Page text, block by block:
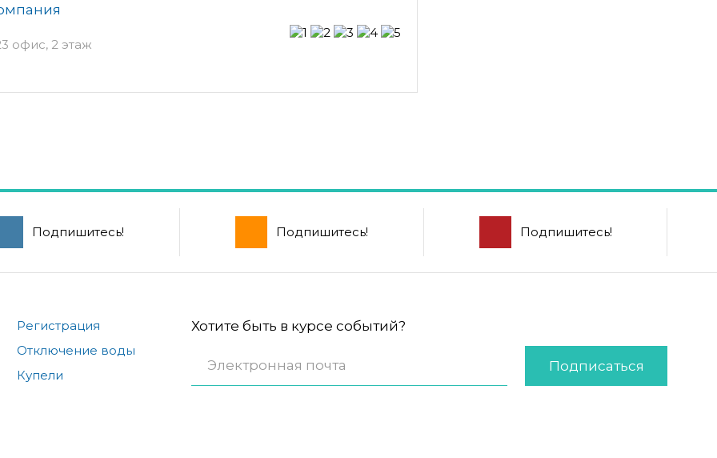
офис, 2 этаж
Подпишитесь! Подпишитесь! Подпишитесь!
Регистрация
Отключение воды
Купели
Хотите быть в курсе событий?
Подписаться